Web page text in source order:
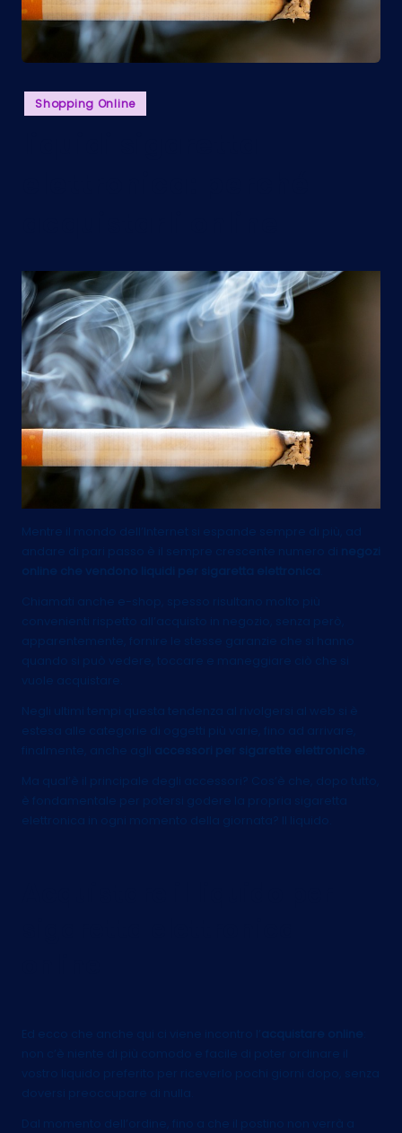
Posted
in
Shopping Online
Mentre il mondo dell’Internet si espande sempre di più, ad
andare di pari passo è il sempre crescente numero di
negozi
online che vendono liquidi per sigaretta elettronica
Chiamati anche e-shop, spesso risultano molto più
convenienti rispetto all’acquisto in negozio, senza però,
apparentemente, fornire le stesse garanzie che si hanno
quando si può vedere, toccare e maneggiare ciò che si
vuole acquistare.
Negli ultimi tempi questa tendenza al rivolgersi al web si è
estesa alle categorie di oggetti più varie, fino ad arrivare,
finalmente, anche agli
accessori per sigarette elettroniche
Ma qual’è il principale degli accessori? Cos’è che, dopo tutto,
è fondamentale per potersi godere la propria sigaretta
elettronica in ogni momento della giornata? Il liquido.
Ed ecco che anche qui ci viene incontro l’ acquistare online
non c’è niente di più comodo e facile di poter ordinare il
vostro liquido preferito per riceverlo pochi giorni dopo, senza
doversi preoccupare di nulla.
Dal momento dell’ordine, fino a che il postino non verrà a